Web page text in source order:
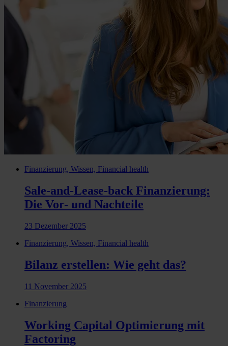
Finanzierung, Wissen, Financial health
Sale-and-Lease-back Finanzierung:
Die Vor- und Nachteile
23 Dezember 2025
Finanzierung, Wissen, Financial health
Bilanz erstellen: Wie geht das?
11 November 2025
Finanzierung
Working Capital Optimierung mit
Factoring